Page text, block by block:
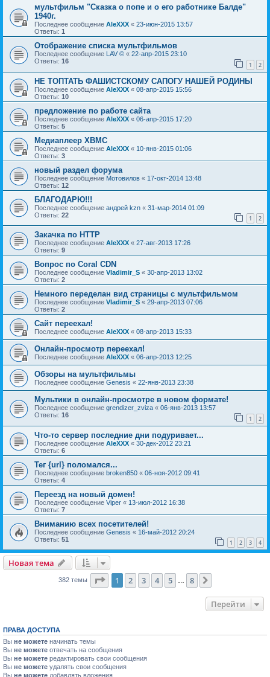
мультфильм "Сказка о попе и о его работнике Балде"
1940г.
Последнее сообщение AleXXX « 23-июн-2015 13:57
Ответы: 1
Отображение списка мультфильмов
Последнее сообщение LAV © « 22-апр-2015 23:10
Ответы: 16 1 2
НЕ ТОПТАТЬ ФАШИСТСКОМУ САПОГУ НАШЕЙ РОДИНЫ
Последнее сообщение AleXXX « 08-апр-2015 15:56
Ответы: 10
предложение по работе сайта
Последнее сообщение AleXXX « 06-апр-2015 17:20
Ответы: 5
Медиаплеер XBMC
Последнее сообщение AleXXX « 10-янв-2015 01:06
Ответы: 3
новый раздел форума
Последнее сообщение Мотовилов « 17-окт-2014 13:48
Ответы: 12
БЛАГОДАРЮ!!!
Последнее сообщение андрей kzn « 31-мар-2014 01:09
Ответы: 22 1 2
Закачка по HTTP
Последнее сообщение AleXXX « 27-авг-2013 17:26
Ответы: 9
Вопрос по Coral CDN
Последнее сообщение Vladimir_S « 30-апр-2013 13:02
Ответы: 2
Немного переделан вид страницы с мультфильмом
Последнее сообщение Vladimir_S « 29-апр-2013 07:06
Ответы: 2
Сайт переехал!
Последнее сообщение AleXXX « 08-апр-2013 15:33
Онлайн-просмотр переехал!
Последнее сообщение AleXXX « 06-апр-2013 12:25
Обзоры на мультфильмы
Последнее сообщение Genesis « 22-янв-2013 23:38
Мультики в онлайн-просмотре в новом формате!
Последнее сообщение grendizer_zviza « 06-янв-2013 13:57
Ответы: 16 1 2
Что-то сервер последние дни подуривает...
Последнее сообщение AleXXX « 30-дек-2012 23:21
Ответы: 6
Тег {url} поломался...
Последнее сообщение broken850 « 06-ноя-2012 09:41
Ответы: 4
Переезд на новый домен!
Последнее сообщение Viper « 13-июл-2012 16:38
Ответы: 7
Вниманию всех посетителей!
Последнее сообщение Genesis « 16-май-2012 20:24
Ответы: 51 1 2 3 4
Новая тема
382 темы Страница из
1 2 3 4 5 … 8
Перейти
ПРАВА ДОСТУПА
Вы не можете начинать темы
Вы не можете отвечать на сообщения
Вы не можете редактировать свои сообщения
Вы не можете удалять свои сообщения
Вы не можете добавлять вложения